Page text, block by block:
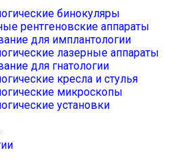
бинокуляры
рентгеновские аппараты
для имплантологии
лазерные аппараты
для гнатологии
кресла и стулья
микроскопы
установки